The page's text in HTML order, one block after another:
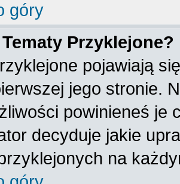
góry
Przyklejone?
pojawiają
jego stronie.
powinieneś je
decyduje jakie
na